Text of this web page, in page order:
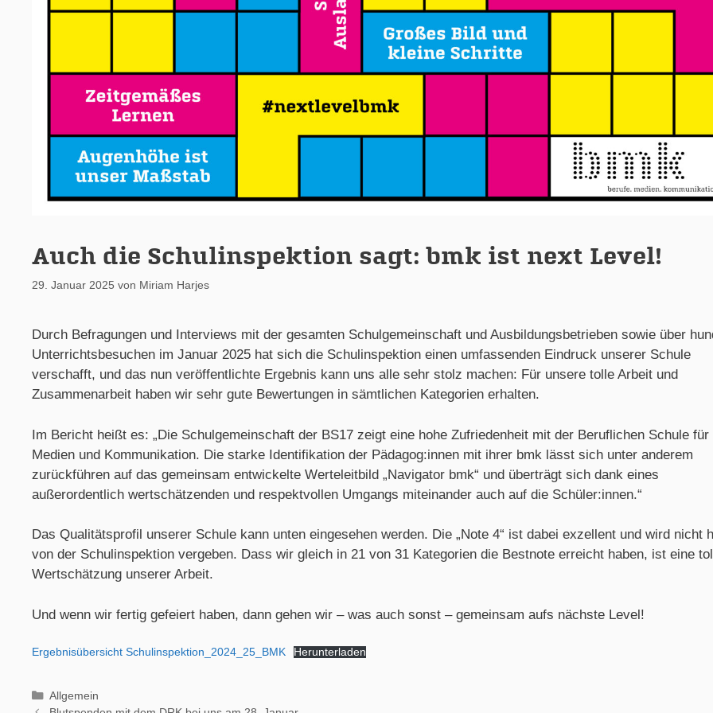
Auch die Schulinspektion sagt: bmk ist next Level!
29. Januar 2025 von Miriam Harjes
Durch Befragungen und Interviews mit der gesamten Schulgemeinschaft und Ausbildungsbetrieben sowie über
Unterrichtsbesuchen im Januar 2025 hat sich die Schulinspektion einen umfassenden Eindruck unserer Schule
verschafft, und das nun veröffentlichte Ergebnis kann uns alle sehr stolz machen: Für unsere tolle Arbeit und
Zusammenarbeit haben wir sehr gute Bewertungen in sämtlichen Kategorien erhalten.
Im Bericht heißt es: „Die Schulgemeinschaft der BS17 zeigt eine hohe Zufriedenheit mit der Beruflichen Schule für
Medien und Kommunikation. Die starke Identifikation der Pädagog:innen mit ihrer bmk lässt sich unter anderem
zurückführen auf das gemeinsam entwickelte Werteleitbild „Navigator bmk“ und überträgt sich dank eines
außerordentlich wertschätzenden und respektvollen Umgangs miteinander auch auf die Schüler:innen.“
Das Qualitätsprofil unserer Schule kann unten eingesehen werden. Die „Note 4“ ist dabei exzellent und wird nicht
von der Schulinspektion vergeben. Dass wir gleich in 21 von 31 Kategorien die Bestnote erreicht haben, ist eine
Wertschätzung unserer Arbeit.
Und wenn wir fertig gefeiert haben, dann gehen wir – was auch sonst – gemeinsam aufs nächste Level!
Ergebnisübersicht Schulinspektion_2024_25_BMK Herunterladen
Allgemein